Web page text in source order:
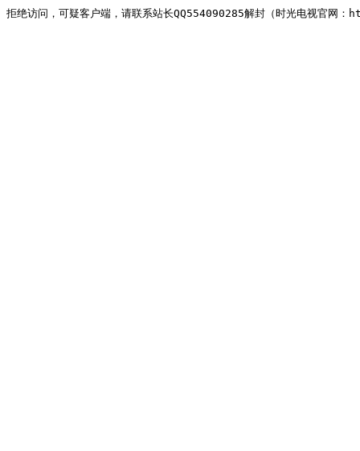
拒绝访问，可疑客户端，请联系站长QQ554090285解封（时光电视官